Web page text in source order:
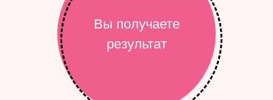
Вы получаете
результат